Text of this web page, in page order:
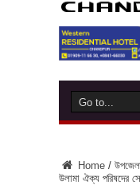
Home /
উলামা ঐক্য পরিষদের